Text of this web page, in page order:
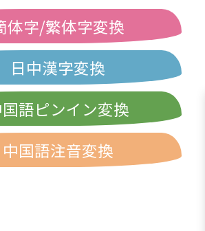
体字/繁体字変換
日中漢字変換
語ピンイン変換
中国語注音変換